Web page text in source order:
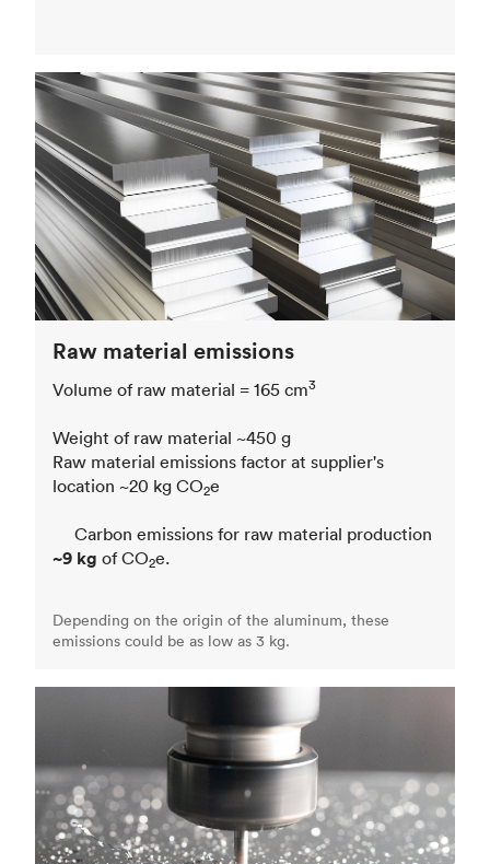
Raw material emissions
Volume of raw material = 165 cm3
Weight of raw material ~450 g
Raw material emissions factor at supplier's
location ~20 kg CO2e
Carbon emissions for raw material production
~9 kg of CO2e.
Depending on the origin of the aluminum, these
emissions could be as low as 3 kg.